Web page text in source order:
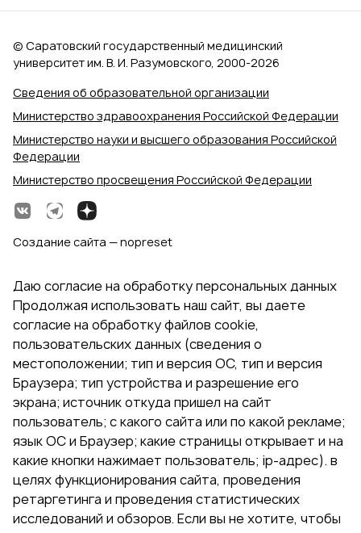
Сведения об образовательной организации
Министерство здравоохранения Российской Федерации
Министерство науки и высшего образования Российской
Федерации
Министерство просвещения Российской Федерации
© Саратовский государственный медицинский
университет им. В. И. Разумовского, 2000‑2026
Создание сайта — nopreset
Даю согласие на обработку персональных данных
Продолжая использовать наш сайт, вы даете
согласие на обработку файлов cookie,
пользовательских данных (сведения о
местоположении; тип и версия ОС, тип и версия
Браузера; тип устройства и разрешение его
экрана; источник откуда пришел на сайт
пользователь; с какого сайта или по какой рекламе;
язык ОС и Браузер; какие страницы открывает и на
какие кнопки нажимает пользователь; ip-адрес). в
целях функционирования сайта, проведения
ретаргетинга и проведения статистических
исследований и обзоров. Если вы не хотите, чтобы